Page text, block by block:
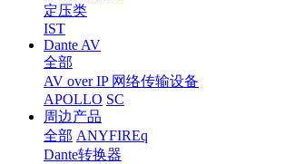
定压类
IST
Dante AV
全部
AV over IP 网络传输设备
APOLLO SC
周边产品
全部 ANYFIREq
Dante转换器